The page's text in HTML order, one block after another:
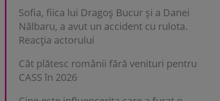
Sofia, fiica lui Dragoș Bucur și a Danei
Nălbaru, a avut un accident cu rulota.
Reacția actorului
Cât plătesc românii fără venituri pentru
CASS în 2026